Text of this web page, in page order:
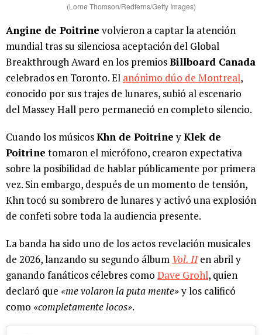
(Lorne Thomson/Redferns/Getty Images)
Angine de Poitrine volvieron a captar la atención
mundial tras su silenciosa aceptación del Global
Breakthrough Award en los premiosBillboard Canada
celebrados en Toronto. El anónimo dúo de Montreal,
conocido por sus trajes de lunares, subió al escenario
del Massey Hall pero permaneció en completo silencio.
Cuando los músicosKhn de PoitrineyKlek de
Poitrine tomaron el micrófono, crearon expectativa
sobre la posibilidad de hablar públicamente por primera
vez. Sin embargo, después de un momento de tensión,
Khn tocó su sombrero de lunares y activó una explosión
de confeti sobre toda la audiencia presente.
La banda ha sido uno de los actos revelación musicales
de 2026, lanzando su segundo álbum Vol. IIen abril y
ganando fanáticos célebres como Dave Grohl, quien
declaró que «me volaron la puta mente»y los calificó
como «completamente locos».